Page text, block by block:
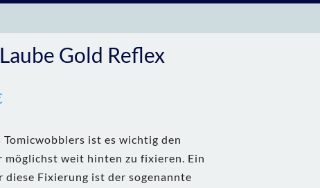
Gold Reflex
Tomicwobblers ist es wichtig den
möglichst weit hinten zu fixieren. Ein
Fixierung ist der sogenannte